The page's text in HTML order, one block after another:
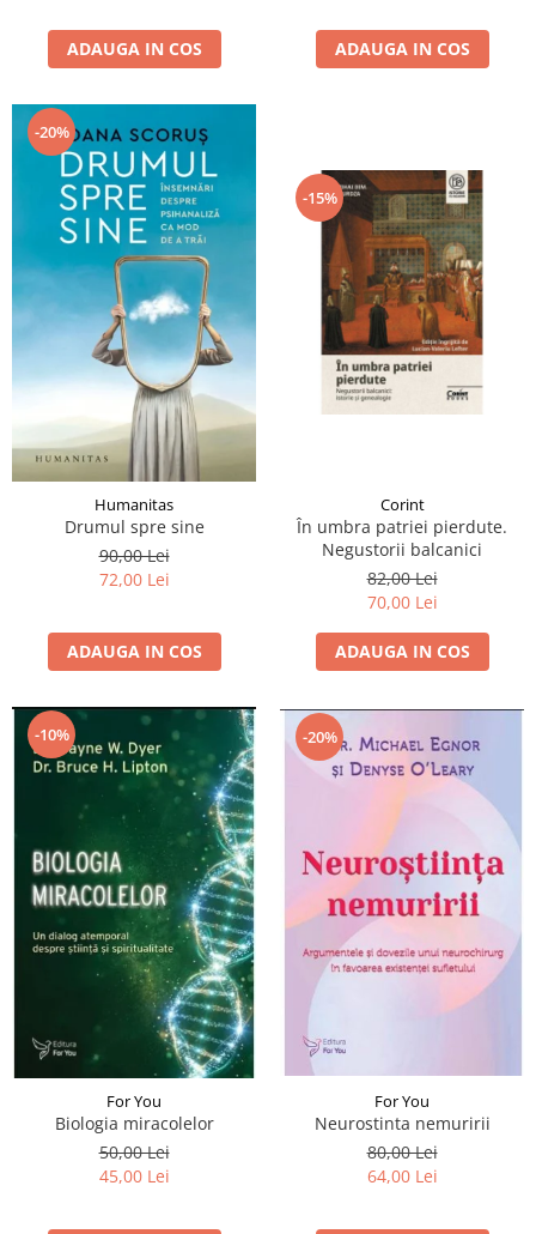
ADAUGA IN COS ADAUGA IN COS
-20%
Humanitas
Drumul spre sine
90,00 Lei
72,00 Lei
ADAUGA IN COS
-15%
Corint
În umbra patriei pierdute.
Negustorii balcanici
82,00 Lei
70,00 Lei
ADAUGA IN COS
-10%
For You
Biologia miracolelor
50,00 Lei
45,00 Lei
-20%
For You
Neurostinta nemuririi
80,00 Lei
64,00 Lei